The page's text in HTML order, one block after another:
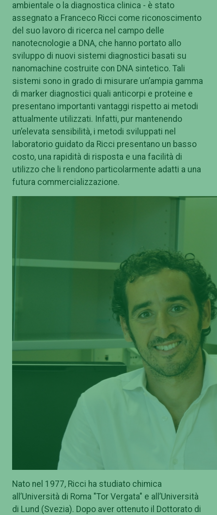
ambientale o la diagnostica clinica - è stato
assegnato a Franceco Ricci come riconoscimento
del suo lavoro di ricerca nel campo delle
nanotecnologie a DNA, che hanno portato allo
sviluppo di nuovi sistemi diagnostici basati su
nanomachine costruite con DNA sintetico. Tali
sistemi sono in grado di misurare un’ampia gamma
di marker diagnostici quali anticorpi e proteine e
presentano importanti vantaggi rispetto ai metodi
attualmente utilizzati. Infatti, pur mantenendo
un’elevata sensibilità, i metodi sviluppati nel
laboratorio guidato da Ricci presentano un basso
costo, una rapidità di risposta e una facilità di
utilizzo che li rendono particolarmente adatti a una
futura commercializzazione.
Nato nel 1977, Ricci ha studiato chimica
all’Università di Roma "Tor Vergata" e all’Università
di Lund (Svezia). Dopo aver ottenuto il Dottorato di